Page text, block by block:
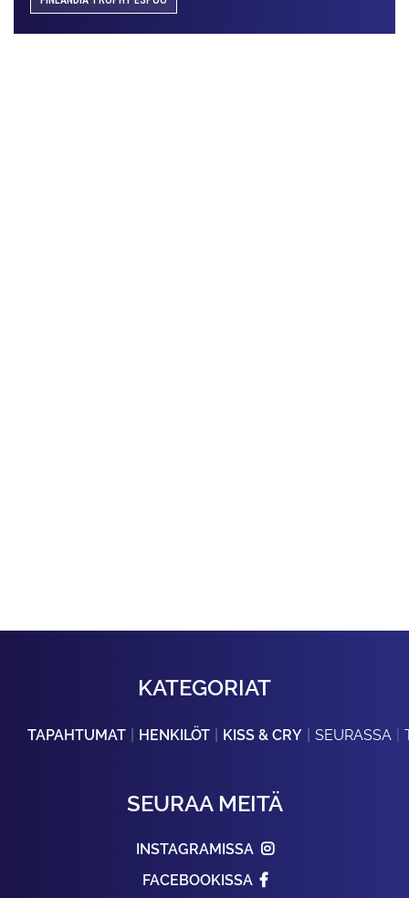
KATEGORIAT
TAPAHTUMAT HENKILÖT KISS & CRY SEURASSA
SEURAA MEITÄ
INSTAGRAMISSA
FACEBOOKISSA